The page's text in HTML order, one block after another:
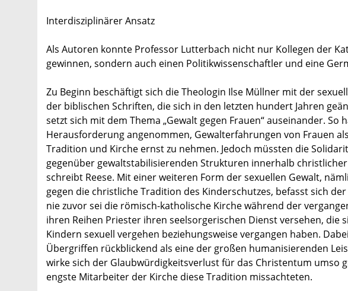
Interdisziplinärer Ansatz
Als Autoren konnte Professor Lutterbach nicht nur Kollegen der
gewinnen, sondern auch einen Politikwissenschaftler und eine
Zu Beginn beschäftigt sich die Theologin Ilse Müllner mit der
der biblischen Schriften, die sich in den letzten hundert Jahren
setzt sich mit dem Thema „Gewalt gegen Frauen“ auseinander.
Herausforderung angenommen, Gewalterfahrungen von Frauen
Tradition und Kirche ernst zu nehmen. Jedoch müssten die
gegenüber gewaltstabilisierenden Strukturen innerhalb
schreibt Reese. Mit einer weiteren Form der sexuellen Gewalt,
gegen die christliche Tradition des Kinderschutzes, befasst sich
nie zuvor sei die römisch-katholische Kirche während der
ihren Reihen Priester ihren seelsorgerischen Dienst versehen, die
Kindern sexuell vergehen beziehungsweise vergangen haben.
Übergriffen rückblickend als eine der großen humanisierenden
wirke sich der Glaubwürdigkeitsverlust für das Christentum umso
engste Mitarbeiter der Kirche diese Tradition missachteten.